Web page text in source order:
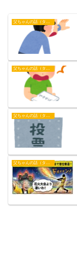
父ちゃんの話（タイガース）
父ちゃんの話（タイガース）